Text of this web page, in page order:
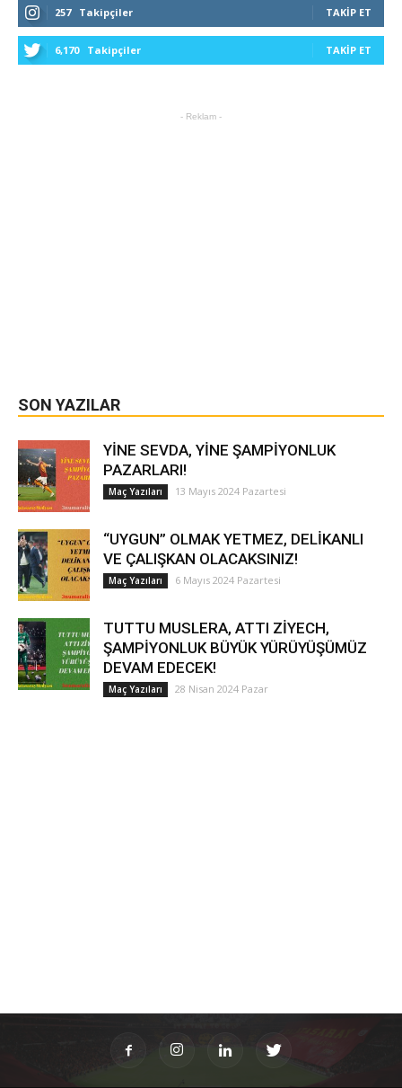
257 Takipçiler TAKIP ET
6,170 Takipçiler TAKIP ET
- Reklam -
SON YAZILAR
YİNE SEVDA, YİNE ŞAMPİYONLUK
PAZARLARI!
Maç Yazıları 13 Mayıs 2024 Pazartesi
“UYGUN” OLMAK YETMEZ, DELİKANLI
VE ÇALIŞKAN OLACAKSINIZ!
Maç Yazıları 6 Mayıs 2024 Pazartesi
TUTTU MUSLERA, ATTI ZİYECH,
ŞAMPİYONLUK BÜYÜK YÜRÜYÜŞÜMÜZ
DEVAM EDECEK!
Maç Yazıları 28 Nisan 2024 Pazar